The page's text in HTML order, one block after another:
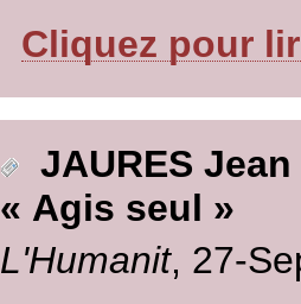
Cliquez pour
JAURES Jean
« Agis seul »
L'Humanit, 27-